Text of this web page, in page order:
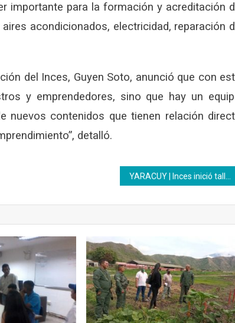
importante para la formación y acreditación
acondicionados, electricidad, reparación
del Inces, Guyen Soto, anunció que con
y emprendedores, sino que hay un
nuevos contenidos que tienen relación
detalló.